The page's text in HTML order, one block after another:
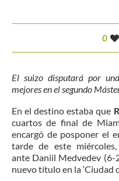
0
El suizo disputará por
mejores en el segundo
En el destino estaba que
cuartos de final de
encargó de posponer el
tarde de este
ante Daniil Medvedev (6-
nuevo título en la ‘Ciudad